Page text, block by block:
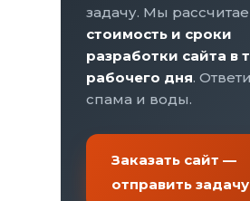
задачу. Мы
стоимость и сроки
разработки сайта в
рабочего дня.
спама и воды.
Заказать сайт —
отправить задачу